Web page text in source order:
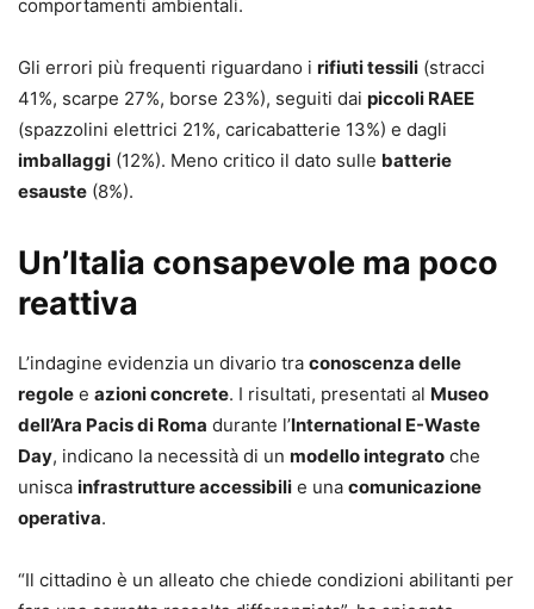
comportamenti ambientali.
Gli errori più frequenti riguardano i rifiuti tessili (stracci
41%, scarpe 27%, borse 23%), seguiti dai piccoli RAEE
(spazzolini elettrici 21%, caricabatterie 13%) e dagli
imballaggi (12%). Meno critico il dato sulle batterie
esauste (8%).
Un’Italia consapevole ma poco
reattiva
L’indagine evidenzia un divario tra conoscenza delle
regole e azioni concrete. I risultati, presentati al Museo
dell’Ara Pacis di Roma durante l’International E-Waste
Day, indicano la necessità di un modello integrato che
unisca infrastrutture accessibili e una comunicazione
operativa.
“Il cittadino è un alleato che chiede condizioni abilitanti per